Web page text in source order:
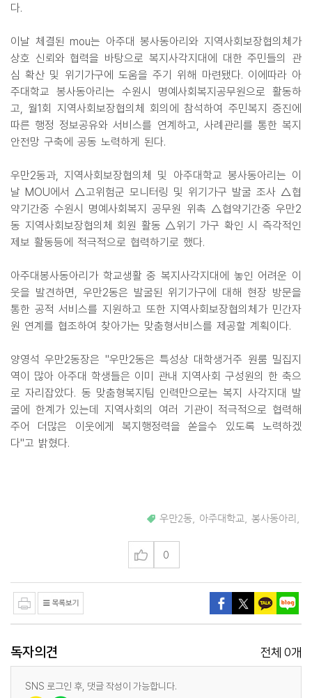
다.
이날 체결된 mou는 아주대 봉사동아리와 지역사회보장협의체가
상호 신뢰와 협력을 바탕으로 복지사각지대에 대한 주민들의 관
심 확산 및 위기가구에 도움을 주기 위해 마련됐다. 이에따라 아
주대학교 봉사동아리는 수원시 명예사회복지공무원으로 활동하
고, 월1회 지역사회보장협의체 회의에 참석하여 주민복지 증진에
따른 행정 정보공유와 서비스를 연계하고, 사례관리를 통한 복지
안전망 구축에 공동 노력하게 된다.
우만2동과, 지역사회보장협의체 및 아주대학교 봉사동아리는 이
날 MOU에서 △고위험군 모니터링 및 위기가구 발굴 조사 △협
약기간중 수원시 명예사회복지 공무원 위촉 △협약기간중 우만2
동 지역사회보장협의체 회원 활동 △위기 가구 확인 시 즉각적인
제보 활동등에 적극적으로 협력하기로 했다.
아주대봉사동아리가 학교생활 중 복지사각지대에 놓인 어려운 이
웃을 발견하면, 우만2동은 발굴된 위기가구에 대해 현장 방문을
통한 공적 서비스를 지원하고 또한 지역사회보장협의체가 민간자
원 연계를 협조하여 찾아가는 맞춤형서비스를 제공할 계획이다.
양영석 우만2동장은 "우만2동은 특성상 대학생거주 원룸 밀집지
역이 많아 아주대 학생들은 이미 관내 지역사회 구성원의 한 축으
로 자리잡았다. 동 맞춤형복지팀 인력만으로는 복지 사각지대 발
굴에 한계가 있는데 지역사회의 여러 기관이 적극적으로 협력해
주어 더많은 이웃에게 복지행정력을 쏟을수 있도록 노력하겠
다"고 밝혔다.
우만2동 아주대학교 봉사동아리
0
독자의견 전체 0개
SNS 로그인 후, 댓글 작성이 가능합니다.